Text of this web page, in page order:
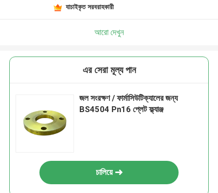
যাচাইকৃত সরবরাহকারী
আরো দেখুন
এর সেরা মূল্য পান
জল সংরক্ষণ / ফার্মাসিউটিক্যালের জন্য
BS4504 Pn16 প্লেট ফ্ল্যাঞ্জ
চালিয়ে